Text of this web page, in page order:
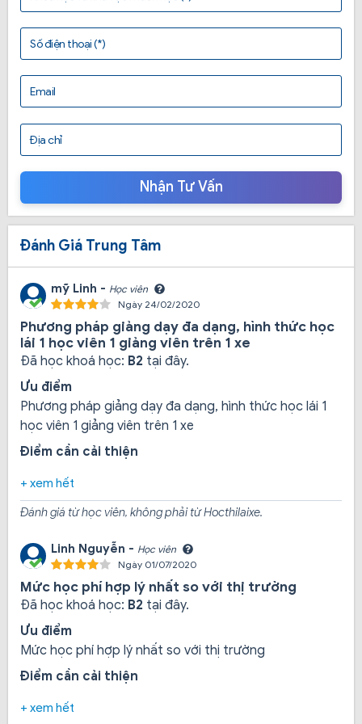
năm đúc kết kinh nghiệm.
Như các bạn học viên sẽ thấy rất dễ dàng điều khiển
xe ôtô an toàn. Trên bãi tập ngay từ giờ học đầu tiên,
dưới sự hướng dẫn đặc biệt bài bản, lôgic của chúng
tôi mà từ trước đến nay chưa nơi nào có.
Học viên sẽ rất vui chỉ sau 3 ngày học bạn được tự
mình lái xe trên bãi tập mà không cần phải thầy giáo
nhất.
Khi bạn tự mình điều khiển xe bạn sẽ có tư duy độc
lập. Nó giúp bạn dễ dàng nhận thấy nhiều điều bổ ích
và hiểu rõ hơn, kinh nghiệm hơn, học dễ hơn tự tin
hơn.
Điều này giúp bạn hoàn thành khóa học nhanh hơn so
với các bạn học ở trung tâm khác.
Số điện thoại (*)
Email
Địa chỉ
Nhận Tư Vấn
Đánh Giá Trung Tâm
mỹ Linh - Học viên
Ngày 24/02/2020
Phương pháp giảng dạy đa dạng, hình thức học
lái 1 học viên 1 giảng viên trên 1 xe
Đã học khoá học: B2 tại đây.
Ưu điểm
Phương pháp giảng dạy đa dạng, hình thức học lái 1
học viên 1 giảng viên trên 1 xe
Điểm cần cải thiện
+ xem hết
Đánh giá từ học viên, không phải từ Hocthilaixe.
Linh Nguyễn - Học viên
Ngày 01/07/2020
Mức học phí hợp lý nhất so với thị trường
Đã học khoá học: B2 tại đây.
Ưu điểm
Mức học phí hợp lý nhất so với thị trường
Điểm cần cải thiện
+ xem hết